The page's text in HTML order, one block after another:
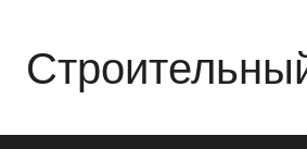
содержимому